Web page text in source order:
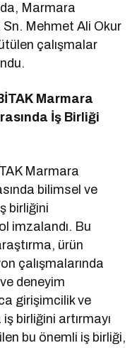
Marmara
Mehmet Ali Okur
çalışmalar
Marmara
İş Birliği
Marmara
bilimsel ve
birliğini
imzalandı. Bu
ürün
çalışmalarında
deneyim
girişimcilik ve
birliğini artırmayı
bu önemli iş birliği,